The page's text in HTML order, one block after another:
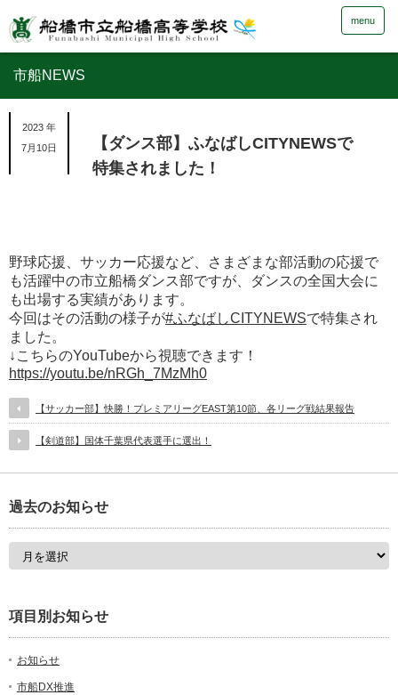
menu
市船NEWS
2023 年
7月10日
【ダンス部】ふなばしCITYNEWSで
特集されました！
野球応援、サッカー応援など、さまざまな部活動の応援で
も活躍中の市立船橋ダンス部ですが、ダンスの全国大会に
も出場する実績があります。
今回はその活動の様子が#ふなばしCITYNEWSで特集され
ました。
↓こちらのYouTubeから視聴できます！
https://youtu.be/nRGh_7MzMh0
【サッカー部】快勝！プレミアリーグEAST第10節、各リーグ戦結果報告
【剣道部】国体千葉県代表選手に選出！
過去のお知らせ
項目別お知らせ
お知らせ
市船DX推進